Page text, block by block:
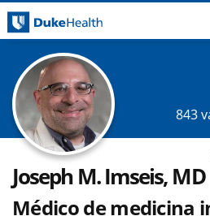
843
Joseph M. Imseis, MD
Médico de medicina